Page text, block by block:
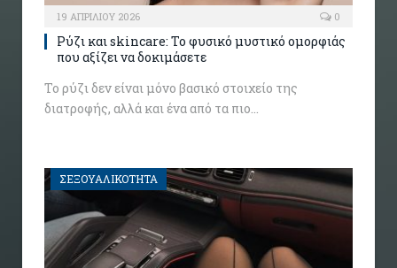
19 ΑΠΡΙΛΊΟΥ 2026 0
Ρύζι και skincare: Το φυσικό μυστικό ομορφιάς
που αξίζει να δοκιμάσετε
Το ρύζι δεν είναι μόνο βασικό στοιχείο της
διατροφής, αλλά και ένα από τα πιο…
ΣΕΞΟΥΑΛΙΚΟΤΗΤΑ